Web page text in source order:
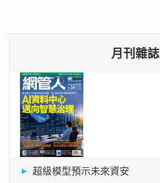
月刊雜誌
超級模型預示未來資安